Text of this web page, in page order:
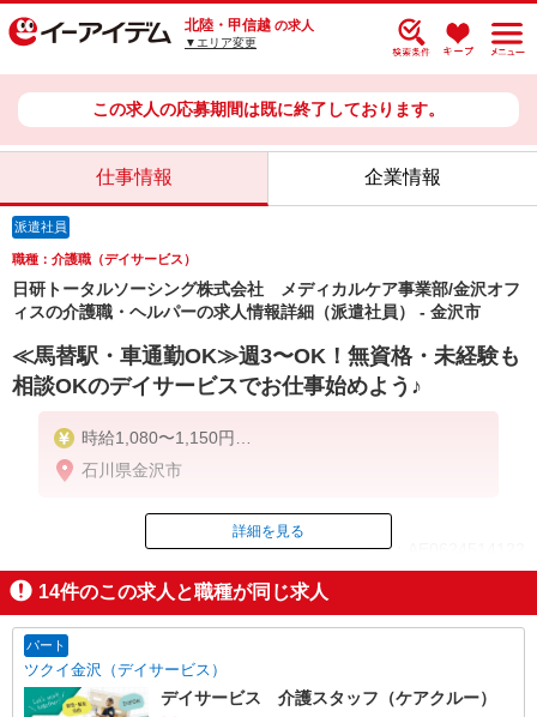
北陸・甲信越 の求人
▼エリア変更
この求人の応募期間は既に終了しております。
仕事情報 企業情報
派遣社員
職種：介護職（デイサービス）
日研トータルソーシング株式会社 メディカルケア事業部/金沢オフ
ィスの介護職・ヘルパーの求人情報詳細（派遣社員） - 金沢市
≪馬替駅・車通勤OK≫週3〜OK！無資格・未経験も
相談OKのデイサービスでお仕事始めよう♪
時給1,080〜1,150円
※時給は資格・経験等によって変動します。
石川県金沢市
ID：AE0624514122
掲載期間終了
詳細を見る
14件のこの求人と職種が同じ求人
パート
ツクイ金沢（デイサービス）
デイサービス 介護スタッフ（ケアクルー）